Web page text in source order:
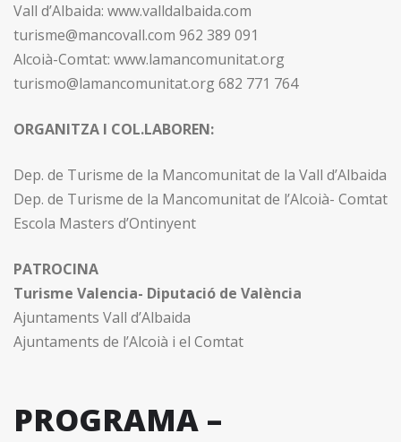
Vall d’Albaida: www.valldalbaida.com
turisme@mancovall.com 962 389 091
Alcoià-Comtat: www.lamancomunitat.org
turismo@lamancomunitat.org 682 771 764
ORGANITZA I COL.LABOREN:
Dep. de Turisme de la Mancomunitat de la Vall d’Albaida
Dep. de Turisme de la Mancomunitat de l’Alcoià- Comtat
Escola Masters d’Ontinyent
PATROCINA
Turisme Valencia- Diputació de València
Ajuntaments Vall d’Albaida
Ajuntaments de l’Alcoià i el Comtat
PROGRAMA –